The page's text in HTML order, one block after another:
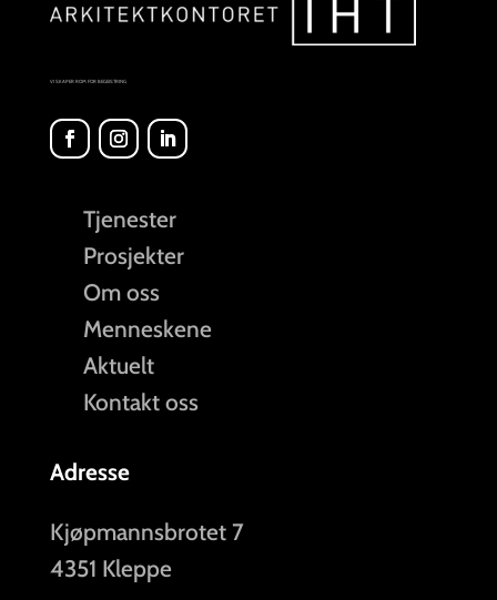
VI SKAPER ROM FOR BEGEISTRING
Tjenester
Prosjekter
Om oss
Menneskene
Aktuelt
Kontakt oss
Adresse
Kjøpmannsbrotet 7
4351 Kleppe